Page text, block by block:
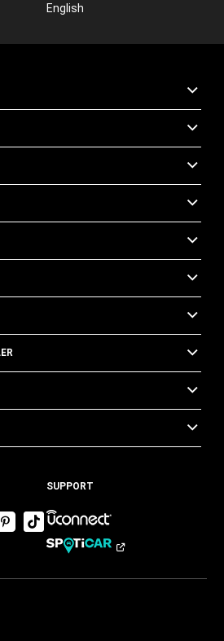
English
en en
Visitar
Chrysler en
Pinterest
Visita
Chrysler
Tik
SUPPORT